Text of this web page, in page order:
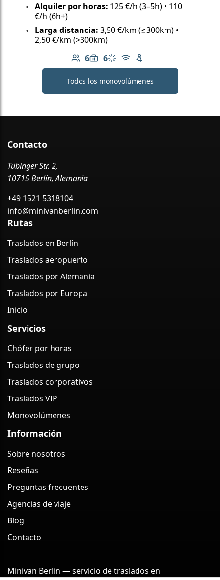
Alquiler por horas: 125 €/h (3–5h) • 110
€/h (6h+)
Larga distancia: 3,50 €/km (≤300km) •
2,50 €/km (>300km)
6
Número de pasajeros: 6
6
Capacidad de equipaje: 6
Aire acondicionado
Wi-Fi gratuito
Asiento infantil
Todos los monovolúmenes
Contacto
Tübinger Str. 2,
10715 Berlín, Alemania
+49 1521 5318104
info@minivanberlin.com
Rutas
Traslados en Berlín
Traslados aeropuerto
Traslados por Alemania
Traslados por Europa
Inicio
Servicios
Chófer por horas
Traslados de grupo
Traslados corporativos
Traslados VIP
Monovolúmenes
Información
Sobre nosotros
Reseñas
Preguntas frecuentes
Agencias de viaje
Blog
Contacto
Minivan Berlin — servicio de traslados en